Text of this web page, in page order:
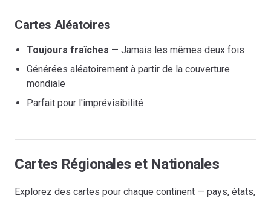
Cartes Aléatoires
Toujours fraîches — Jamais les mêmes deux fois
Générées aléatoirement à partir de la couverture
mondiale
Parfait pour l'imprévisibilité
Cartes Régionales et Nationales
Explorez des cartes pour chaque continent — pays, états,